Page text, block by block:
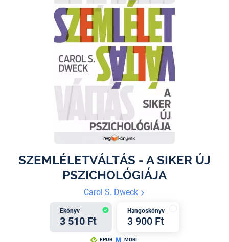
SZEMLÉLETVÁLTÁS - A SIKER ÚJ
PSZICHOLÓGIÁJA
Carol S. Dweck
Ekönyv
3 510 Ft
Hangoskönyv
3 900 Ft
EPUB MOBI